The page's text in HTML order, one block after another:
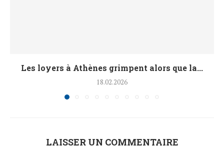
Les loyers à Athènes grimpent alors que la...
18.02.2026
LAISSER UN COMMENTAIRE